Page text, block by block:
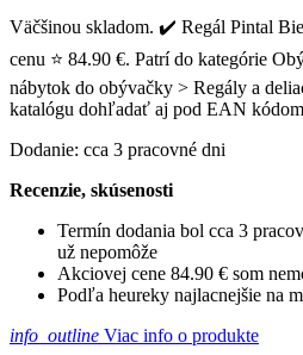
Väčšinou skladom. ✔️ Regál Pintal
cenu ⭐ 84.90 €. Patrí do kategórie
nábytok do obývačky > Regály a
katalógu dohľadať aj pod EAN
Dodanie: cca 3 pracovné dni
Recenzie, skúsenosti
Termín dodania bol cca 3
už nepomôže
Akciovej cene 84.90 € som
Podľa heureky najlacnejšie na
info_outline Viac info o produkte